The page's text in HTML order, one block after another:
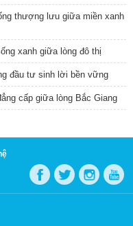
thượng lưu giữa miền xanh
xanh giữa lòng đô thị
đầu tư sinh lời bền vững
cấp giữa lòng Bắc Giang